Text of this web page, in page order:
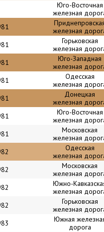
Юго-Восточная
железная
железная
Горьковская
железная
Юго-Западная
железная
Одесская
железная
Донецкая
железная
Юго-Восточная
железная
Московская
железная
Одесская
железная
Московская
железная
Южно-
железная
Горьковская
железная
Южная
дорога